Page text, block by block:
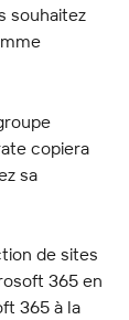
souhaitez
copiera
sa
de sites
365 en
365 à la